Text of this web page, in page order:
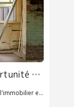
MaPrimeRénov' : quelle opportunité pour l'immobilier en 2025
MaPrimeRénov' : quelle opportunité pour l'immobilier en 2025